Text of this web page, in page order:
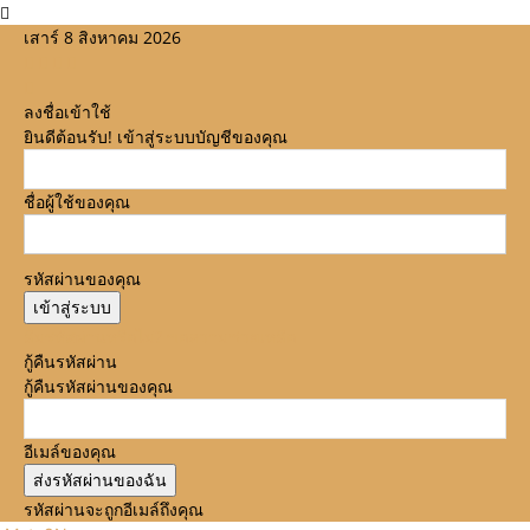
เสาร์ 8 สิงหาคม 2026
ลงชื่อเข้าใช้
ยินดีต้อนรับ! เข้าสู่ระบบบัญชีของคุณ
ชื่อผู้ใช้ของคุณ
รหัสผ่านของคุณ
กู้คืนรหัสผ่าน
กู้คืนรหัสผ่านของคุณ
อีเมล์ของคุณ
รหัสผ่านจะถูกอีเมล์ถึงคุณ